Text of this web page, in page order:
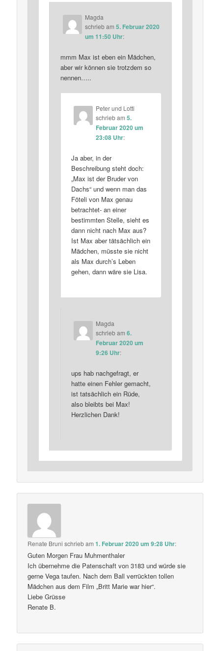
Magda
schriebam 5. Februar 2020
um 11:50 Uhr:
mmm Max ist eben ein Mädchen,
aber wir können sie trotzdem so
nennen…..
Peter und Lotti
schriebam 5.
Februar 2020 um
23:08 Uhr:
Ja aber, in der
Beschreibung steht doch:
„Max ist der Bruder von
Dachs“ und wenn man das
Föteli von Max genau
betrachtet- an einer
bestimmten Stelle, sieht es
dann nicht nach Max aus?
Ist Max aber tätsächlich ein
Mädchen, müsste sie nicht
als Max durch’s Leben
gehen, dann wäre sie Lisa.
Magda
schriebam 6.
Februar 2020 um
9:26 Uhr:
ups hab nachgefragt, er
hatte einen Fehler gemacht,
ist tatsächlich ein Rüde,
also bleibts bei Max!
Herzlichen Dank!
Renate Bruni schriebam1. Februar 2020 um 9:28 Uhr:
Guten Morgen Frau Muhmenthaler
Ich übernehme die Patenschaft von 3183 und würde sie
gerne Vega taufen. Nach dem Ball verrückten tollen
Mädchen aus dem Film „Britt Marie war hier“.
Liebe Grüsse
Renate B.